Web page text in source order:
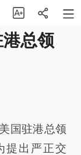
总领
国驻港总领
提出严正交